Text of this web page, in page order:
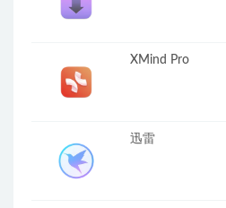
XMind Pro
迅雷